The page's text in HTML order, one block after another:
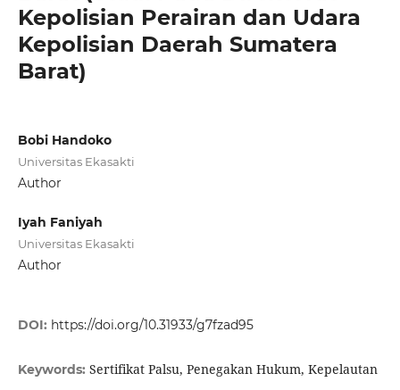
Kepolisian Perairan dan Udara
Kepolisian Daerah Sumatera
Barat)
Bobi Handoko
Universitas Ekasakti
Author
Iyah Faniyah
Universitas Ekasakti
Author
DOI: https://doi.org/10.31933/g7fzad95
Keywords: Sertifikat Palsu, Penegakan Hukum, Kepelautan